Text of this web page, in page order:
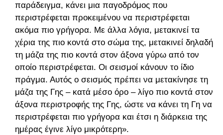
παράδειγμα, κάνει μια παγοδρόμος που
περιστρέφεται προκειμένου να περιστρέφεται
ακόμα πιο γρήγορα. Με άλλα λόγια, μετακινεί τα
χέρια της πιο κοντά στο σώμα της, μετακινεί δηλαδή
τη μάζα της πιο κοντά στον άξονα γύρω από τον
οποίο περιστρέφεται. Οι σεισμοί κάνουν το ίδιο
πράγμα. Αυτός ο σεισμός πρέπει να μετακίνησε τη
μάζα της Γης – κατά μέσο όρο – λίγο πιο κοντά στον
άξονα περιστροφής της Γης, ώστε να κάνει τη Γη να
περιστρέφεται πιο γρήγορα και έτσι η διάρκεια της
ημέρας έγινε λίγο μικρότερη».